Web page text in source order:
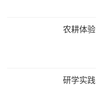
农耕体验
研学实践